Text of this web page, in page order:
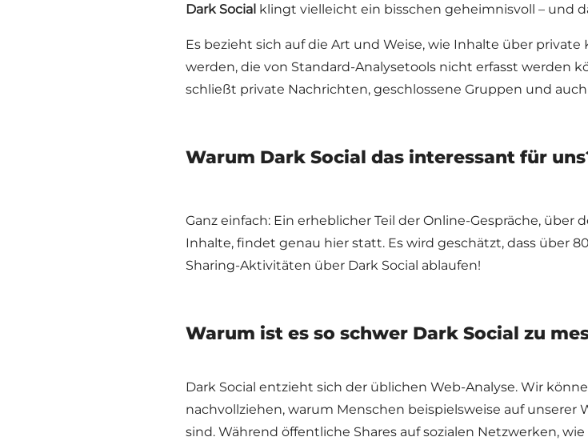
Dark Social klingt vielleicht ein bisschen geheimnisvoll – und
Es bezieht sich auf die Art und Weise, wie Inhalte über private
werden, die von Standard-Analysetools nicht erfasst werden
schließt private Nachrichten, geschlossene Gruppen und auch
Warum Dark Social das interessant für
Ganz einfach: Ein erheblicher Teil der Online-Gespräche, über
Inhalte, findet genau hier statt. Es wird geschätzt, dass über
Sharing-Aktivitäten über Dark Social ablaufen!
Warum ist es so schwer Dark Social zu
Dark Social entzieht sich der üblichen Web-Analyse. Wir
nachvollziehen, warum Menschen beispielsweise auf unserer
sind. Während öffentliche Shares auf sozialen Netzwerken,